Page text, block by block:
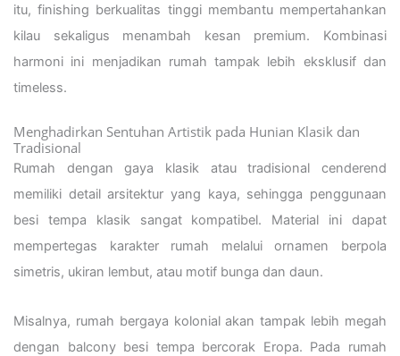
itu, finishing berkualitas tinggi membantu mempertahankan
kilau sekaligus menambah kesan premium. Kombinasi
harmoni ini menjadikan rumah tampak lebih eksklusif dan
timeless.
Menghadirkan Sentuhan Artistik pada Hunian Klasik dan
Tradisional
Rumah dengan gaya klasik atau tradisional cenderend
memiliki detail arsitektur yang kaya, sehingga penggunaan
besi tempa klasik sangat kompatibel. Material ini dapat
mempertegas karakter rumah melalui ornamen berpola
simetris, ukiran lembut, atau motif bunga dan daun.
Misalnya, rumah bergaya kolonial akan tampak lebih megah
dengan balcony besi tempa bercorak Eropa. Pada rumah